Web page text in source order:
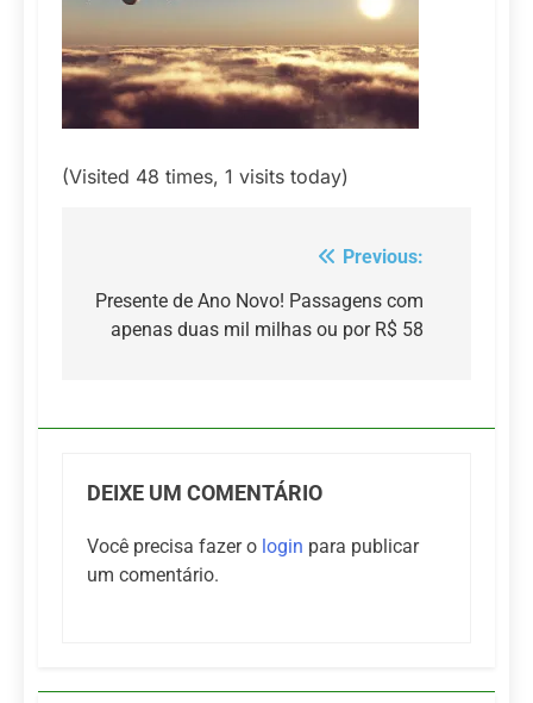
(Visited 48 times, 1 visits today)
de
Post
Previous:
Presente de Ano Novo! Passagens com
apenas duas mil milhas ou por R$ 58
DEIXE UM COMENTÁRIO
Você precisa fazer o login para publicar
um comentário.